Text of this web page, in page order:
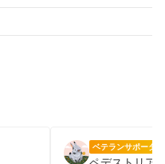
ベテランサポーター